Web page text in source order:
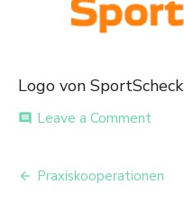
Logo von SportScheck
comment Leave a Commenton
Beitrags-
Praxiskooperationen